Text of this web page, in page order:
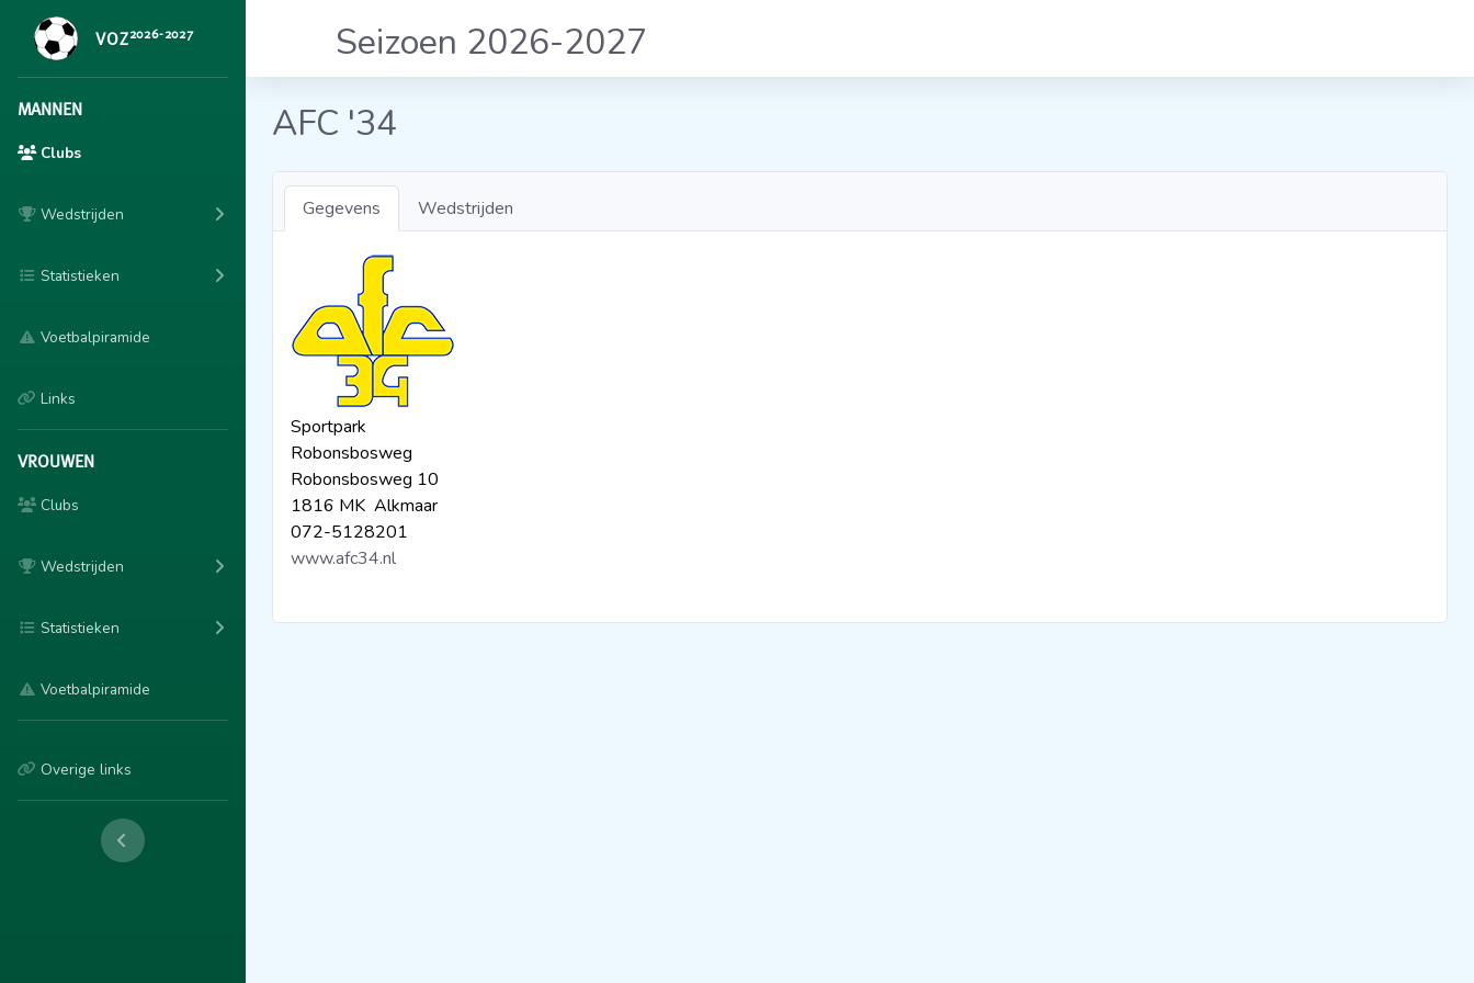
VOZ2026-2027
MANNEN
Clubs
Wedstrijden
Statistieken
Voetbalpiramide
Links
VROUWEN
Clubs
Wedstrijden
Statistieken
Voetbalpiramide
Overige links
Seizoen 2026-2027
AFC '34
Gegevens Wedstrijden
Sportpark
Robonsbosweg
Robonsbosweg 10
1816 MK Alkmaar
072-5128201
www.afc34.nl